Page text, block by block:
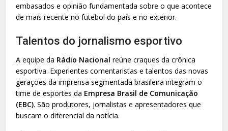
embasados e opinião fundamentada sobre o que acontece
de mais recente no futebol do país e no exterior.
Talentos do jornalismo esportivo
A equipe da Rádio Nacional reúne craques da crônica
esportiva. Experientes comentaristas e talentos das novas
gerações da imprensa segmentada brasileira integram o
time de esportes da Empresa Brasil de Comunicação
(EBC). São produtores, jornalistas e apresentadores que
buscam o diferencial da notícia.